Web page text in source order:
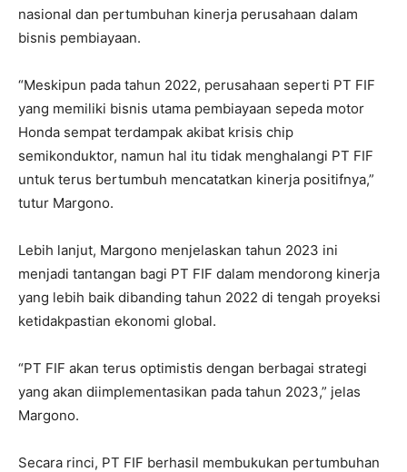
nasional dan pertumbuhan kinerja perusahaan dalam
bisnis pembiayaan.
“Meskipun pada tahun 2022, perusahaan seperti PT FIF
yang memiliki bisnis utama pembiayaan sepeda motor
Honda sempat terdampak akibat krisis chip
semikonduktor, namun hal itu tidak menghalangi PT FIF
untuk terus bertumbuh mencatatkan kinerja positifnya,”
tutur Margono.
Lebih lanjut, Margono menjelaskan tahun 2023 ini
menjadi tantangan bagi PT FIF dalam mendorong kinerja
yang lebih baik dibanding tahun 2022 di tengah proyeksi
ketidakpastian ekonomi global.
“PT FIF akan terus optimistis dengan berbagai strategi
yang akan diimplementasikan pada tahun 2023,” jelas
Margono.
Secara rinci, PT FIF berhasil membukukan pertumbuhan